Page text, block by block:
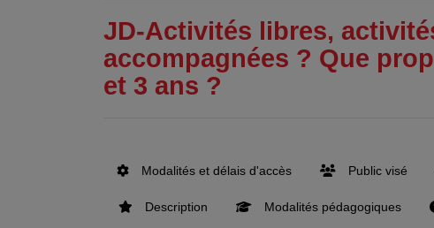
JD-Activités libres,
accompagnées ? Que
et 3 ans ?
Modalités et délais d'accès Public visé
Description Modalités pédagogiques